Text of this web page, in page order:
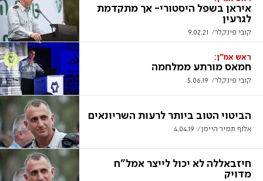
איראן בשפל היסטורי- אך מתקדמת
לגרעין
קובי פינקלר 9.02.21
ראש אמ"ן:
חמאס מורתע ממלחמה
קובי פינקלר 5.06.19
הביטוי הטוב ביותר לרעות השריונאים
אלוף תמיר היימן 4.04.19
חיזבאללה לא יכול לייצר אמל"ח
מדויק